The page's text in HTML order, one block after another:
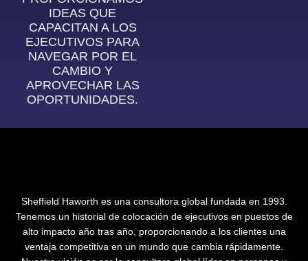
IDEAS QUE
CAPACITAN A LOS
EJECUTIVOS PARA
NAVEGAR POR EL
CAMBIO Y
APROVECHAR LAS
OPORTUNIDADES.
Sheffield Haworth es una consultora global fundada en 1993.
Tenemos un historial de colocación de ejecutivos en puestos de
alto impacto año tras año, proporcionando a los clientes una
ventaja competitiva en un mundo que cambia rápidamente.